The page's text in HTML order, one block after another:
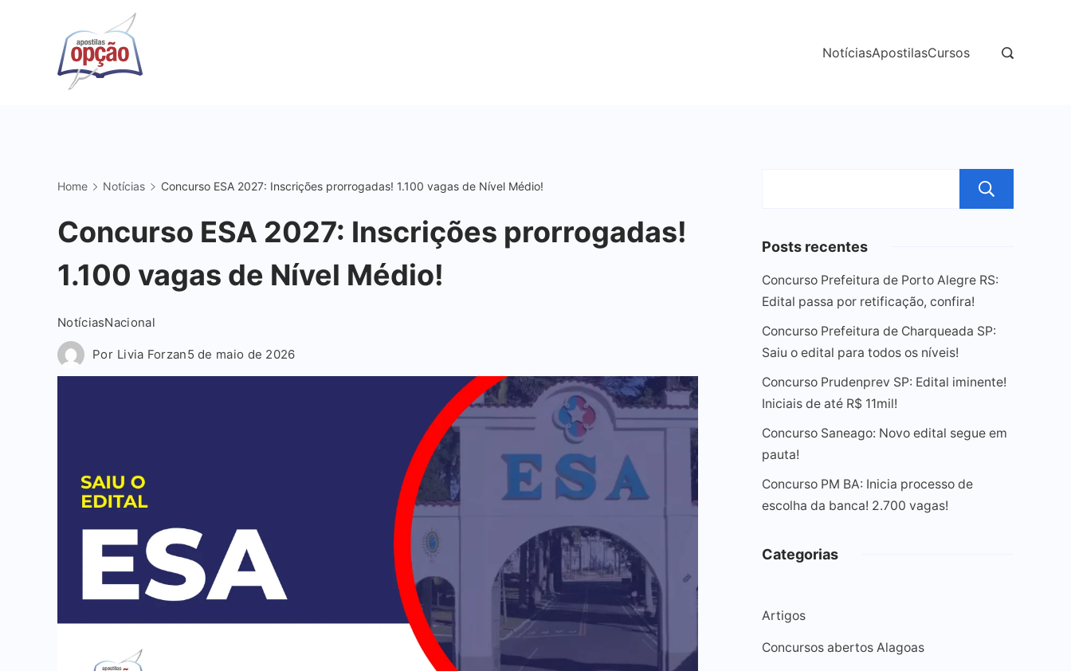
NotíciasApostilasCursos
Home Notícias Concurso ESA 2027: Inscrições prorrogadas! 1.100 vagas de Nível Médio!
Concurso ESA 2027: Inscrições prorrogadas!
1.100 vagas de Nível Médio!
NotíciasNacional
Por Livia Forzan5 de maio de 2026
Posts recentes
Concurso Prefeitura de Porto Alegre RS:
Edital passa por retificação, confira!
Concurso Prefeitura de Charqueada SP:
Saiu o edital para todos os níveis!
Concurso Prudenprev SP: Edital iminente!
Iniciais de até R$ 11mil!
Concurso Saneago: Novo edital segue em
pauta!
Concurso PM BA: Inicia processo de
escolha da banca! 2.700 vagas!
Categorias
Artigos
Concursos abertos Alagoas